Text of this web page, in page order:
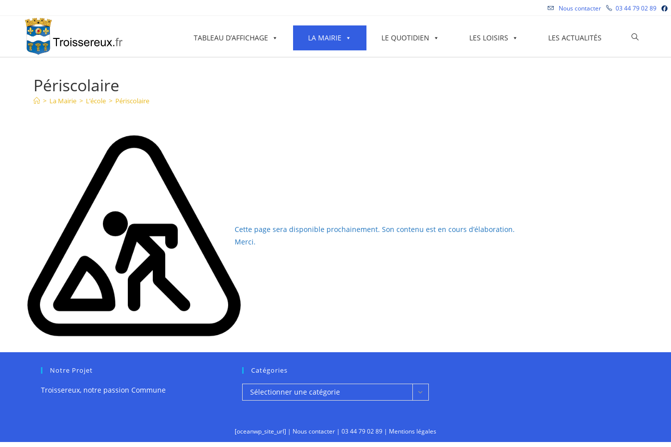
Nous contacter 03 44 79 02 89
TABLEAU D’AFFICHAGE LA MAIRIE LE QUOTIDIEN LES LOISIRS LES ACTUALITÉS Toggle
Périscolaire
> La Mairie > L’école > Périscolaire
Cette page sera disponible prochainement. Son contenu est en cours d’élaboration.
Merci.
Notre Projet
Troissereux, notre passion Commune
Catégories
Catégories
Sélectionner une catégorie
[oceanwp_site_url] | Nous contacter | 03 44 79 02 89 | Mentions légales